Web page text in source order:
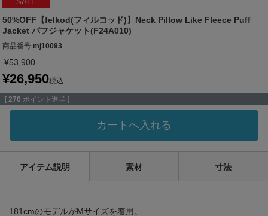
50%OFF【felkod(フィルコッド)】Neck Pillow Like Fleece Puff
Jacket パフジャケット(F24A010)
商品番号 mj10093
¥53,900
¥26,950税込
[ 270 ポイント進呈 ]
カートへ入れる
アイテム説明 素材 寸法
181cmのモデルがMサイズを着用。